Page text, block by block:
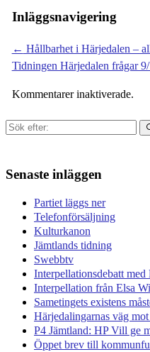
Inläggsnavigering
← Hållbarhet i Härjedalen –
Tidningen Härjedalen frågar
Kommentarer inaktiverade.
Sök
Senaste inläggen
Partiet läggs ner
Telefonförsäljning
Kulturkanon
Jämtlands tidning
Swebbtv
Interpellationsdebatt
Interpellation från Elsa
Sametingets existens
Härjedalingarnas väg
P4 Jämtland: HP Vill ge
Öppet brev till